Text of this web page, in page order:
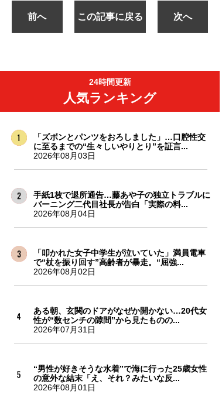
前へ この記事に戻る 次へ
24時間更新
人気ランキング
「ズボンとパンツをおろしました」…口腔性交
に至るまでの“生々しいやりとり”を証言...
2026年08月03日
手紙1枚で退所通告…藤あや子の独立トラブルに
バーニング二代目社長が告白「実際の料...
2026年08月04日
「叩かれた女子中学生が泣いていた」満員電車
で“杖を振り回す”高齢者が暴走。“屈強...
2026年08月02日
ある朝、玄関のドアがなぜか開かない…20代女
性が“数センチの隙間”から見たものの...
2026年07月31日
“男性が好きそうな水着”で海に行った25歳女性
の意外な結末「え、それ？みたいな反...
2026年08月01日